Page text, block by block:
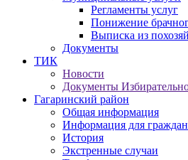
Регламенты услуг
Понижение
Выписка из
Документы
ТИК
Новости
Документы
Гагаринский район
Общая информация
Информация для граждан
История
Экстренные случаи